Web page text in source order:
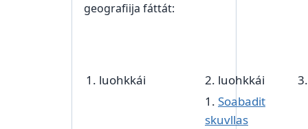
geografiija fáttát:
1. luohkkái 2. luohkkái
1. Soabadit
skuvllas